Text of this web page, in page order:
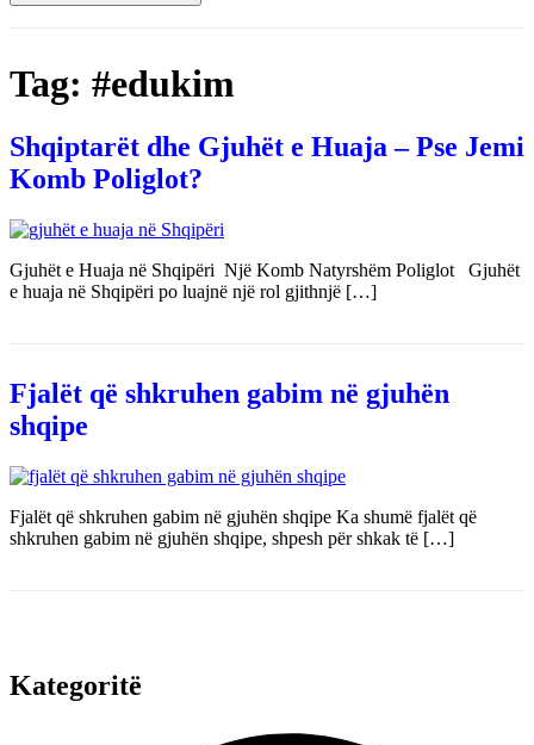
Tag: #edukim
Shqiptarët dhe Gjuhët e Huaja – Pse Jemi
Komb Poliglot?
Gjuhët e Huaja në Shqipëri Një Komb Natyrshëm Poliglot Gjuhët
e huaja në Shqipëri po luajnë një rol gjithnjë […]
Fjalët që shkruhen gabim në gjuhën
shqipe
Fjalët që shkruhen gabim në gjuhën shqipe Ka shumë fjalët që
shkruhen gabim në gjuhën shqipe, shpesh për shkak të […]
Kategoritë